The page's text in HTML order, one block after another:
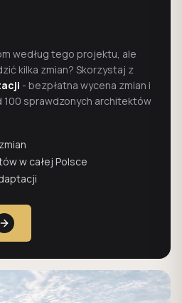
według tego projektu, ale
kilka zmian? Skorzystaj z
- bezpłatna wycena zmian i
sprawdzonych architektów
w całej Polsce